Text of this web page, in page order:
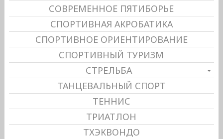
СОВРЕМЕННОЕ ПЯТИБОРЬЕ
СПОРТИВНАЯ АКРОБАТИКА
СПОРТИВНОЕ ОРИЕНТИРОВАНИЕ
СПОРТИВНЫЙ ТУРИЗМ
СТРЕЛЬБА
ТАНЦЕВАЛЬНЫЙ СПОРТ
ТЕННИС
ТРИАТЛОН
ТХЭКВОНДО